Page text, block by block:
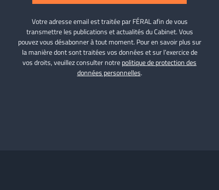
Votre adresse email est traitée par FÉRAL afin de vous
transmettre les publications et actualités du Cabinet. Vous
pouvez vous désabonner à tout moment. Pour en savoir plus sur
la manière dont sont traitées vos données et sur l’exercice de
vos droits, veuillez consulter notrepolitique de protection des
données personnelles.